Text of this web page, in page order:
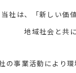
当社は、「新しい価
地域社会と共
の事業活動により